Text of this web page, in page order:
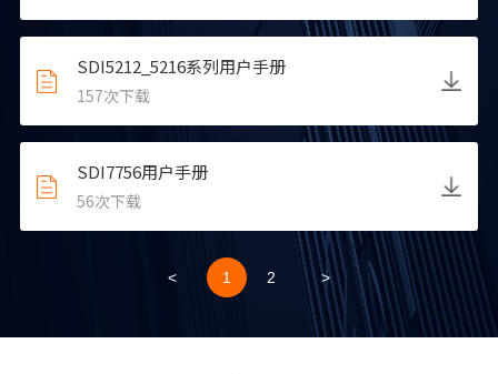
SDI5212_5216系列用户手册
157次下载
SDI7756用户手册
56次下载
< 1 2 >